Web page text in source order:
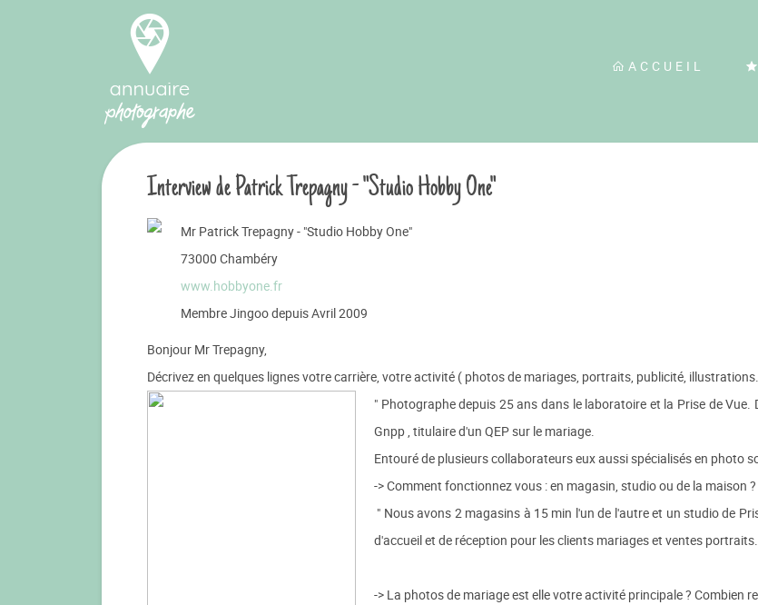
ACCUEIL
Interview de Patrick Trepagny - "Studio Hobby One"
Mr Patrick Trepagny - "Studio Hobby One"
73000 Chambéry
www.hobbyone.fr
Membre Jingoo depuis Avril 2009
Bonjour Mr Trepagny,
Décrivez en quelques lignes votre carrière, votre activité ( photos de mariages, portraits, publicité,
" Photographe depuis 25 ans dans le laboratoire et la Prise de
Gnpp , titulaire d'un QEP sur le mariage.
Entouré de plusieurs collaborateurs eux aussi spécialisés en photo
-> Comment fonctionnez vous : en magasin, studio ou de la maison ?
" Nous avons 2 magasins à 15 min l'un de l'autre et un studio de
d'accueil et de réception pour les clients mariages et ventes
-> La photos de mariage est elle votre activité principale ? Combien